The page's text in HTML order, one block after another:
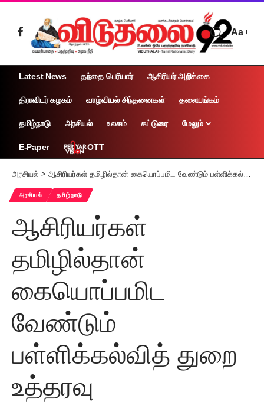
Aa
Latest News தந்தை பெரியார் ஆசிரியர் அறிக்கை
திராவிடர் கழகம் வாழ்வியல் சிந்தனைகள் தலையங்கம்
தமிழ்நாடு அரசியல் உலகம் கட்டுரை மேலும்
E-Paper OTT
அரசியல் > ஆசிரியர்கள் தமிழில்தான் கையொப்பமிட வேண்டும் பள்ளிக்கல்வித் துறை உத்தரவு
அரசியல் தமிழ்நாடு
ஆசிரியர்கள்
தமிழில்தான்
கையொப்பமிட
வேண்டும்
பள்ளிக்கல்வித் துறை
உத்தரவு